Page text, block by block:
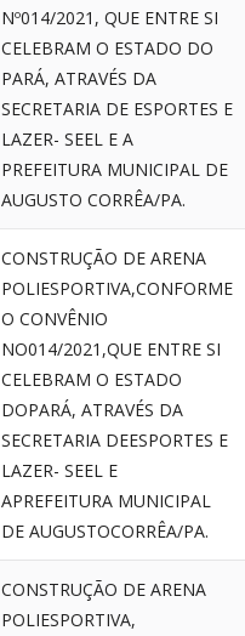
Nº014/2021, QUE ENTRE SI
CELEBRAM O ESTADO DO
PARÁ, ATRAVÉS DA
SECRETARIA DE ESPORTES E
LAZER- SEEL E A
PREFEITURA MUNICIPAL DE
AUGUSTO CORRÊA/PA.
CONSTRUÇÃO DE ARENA
POLIESPORTIVA,CONFORME
O CONVÊNIO
NO014/2021,QUE ENTRE SI
CELEBRAM O ESTADO
DOPARÁ, ATRAVÉS DA
SECRETARIA DEESPORTES E
LAZER- SEEL E
APREFEITURA MUNICIPAL
DE AUGUSTOCORRÊA/PA.
CONSTRUÇÃO DE ARENA
POLIESPORTIVA,